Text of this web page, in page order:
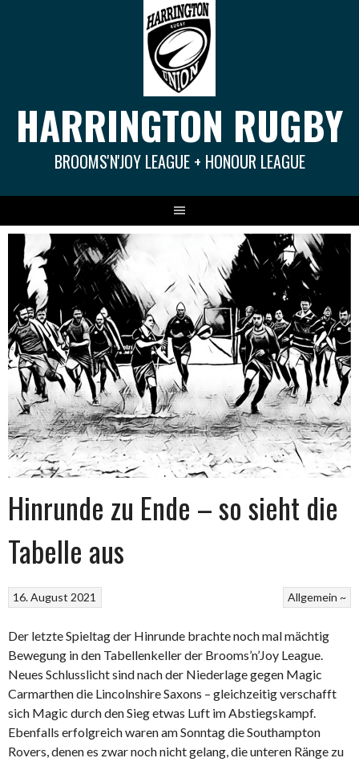
HARRINGTON RUGBY
BROOMS'N'JOY LEAGUE + HONOUR LEAGUE
Hinrunde zu Ende – so sieht die
Tabelle aus
Allgemein ~
16. August 2021
Der letzte Spieltag der Hinrunde brachte noch mal mächtig
Bewegung in den Tabellenkeller der Brooms’n’Joy League.
Neues Schlusslicht sind nach der Niederlage gegen Magic
Carmarthen die Lincolnshire Saxons – gleichzeitig verschafft
sich Magic durch den Sieg etwas Luft im Abstiegskampf.
Ebenfalls erfolgreich waren am Sonntag die Southampton
Rovers, denen es zwar noch nicht gelang, die unteren Ränge zu